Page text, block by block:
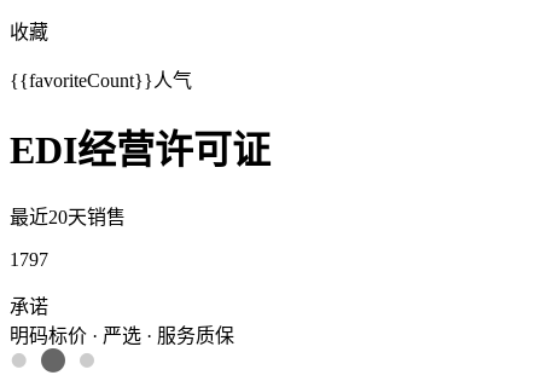
收藏
{{favoriteCount}}人气
EDI经营许可证
最近20天销售
1797
承诺
明码标价 · 严选 · 服务质保